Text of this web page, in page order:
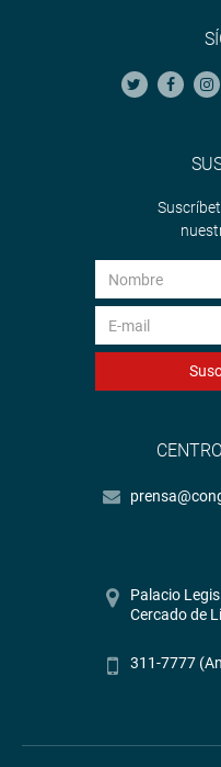
Palacio
Cercado de
311-7777